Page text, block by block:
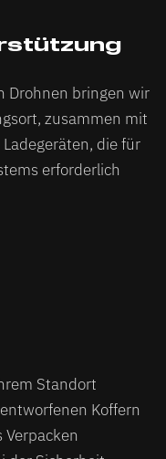
Drohnen bringen wir
zusammen mit
die für
erforderlich
Standort
Koffern